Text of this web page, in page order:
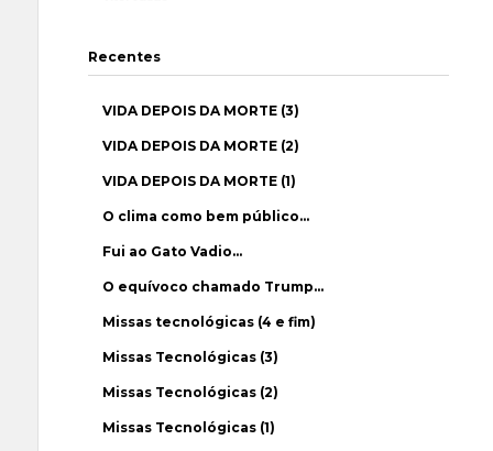
Recentes
VIDA DEPOIS DA MORTE (3)
VIDA DEPOIS DA MORTE (2)
VIDA DEPOIS DA MORTE (1)
O clima como bem público…
Fui ao Gato Vadio…
O equívoco chamado Trump…
Missas tecnológicas (4 e fim)
Missas Tecnológicas (3)
Missas Tecnológicas (2)
Missas Tecnológicas (1)